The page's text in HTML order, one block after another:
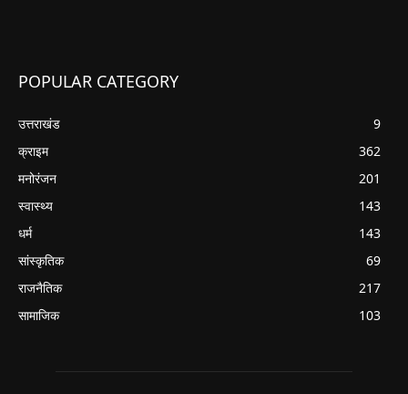
POPULAR CATEGORY
उत्तराखंड
9
क्राइम
362
मनोरंजन
201
स्वास्थ्य
143
धर्म
143
सांस्कृतिक
69
राजनैतिक
217
सामाजिक
103